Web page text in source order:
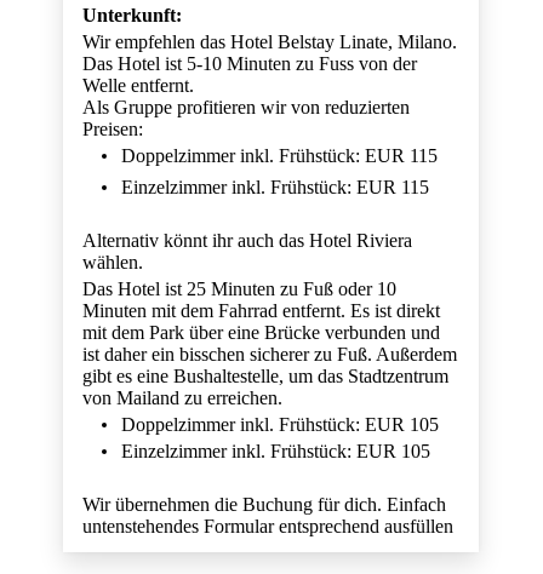
Unterkunft:
Wir empfehlen das Hotel Belstay Linate, Milano.
Das Hotel ist 5-10 Minuten zu Fuss von der
Welle entfernt.
Als Gruppe profitieren wir von reduzierten
Preisen:
Doppelzimmer inkl. Frühstück: EUR 115
Einzelzimmer inkl. Frühstück: EUR 115
Alternativ könnt ihr auch das Hotel Riviera
wählen.
Das Hotel ist 25 Minuten zu Fuß oder 10
Minuten mit dem Fahrrad entfernt. Es ist direkt
mit dem Park über eine Brücke verbunden und
ist daher ein bisschen sicherer zu Fuß. Außerdem
gibt es eine Bushaltestelle, um das Stadtzentrum
von Mailand zu erreichen.
Doppelzimmer inkl. Frühstück: EUR 105
Einzelzimmer inkl. Frühstück: EUR 105
Wir übernehmen die Buchung für dich. Einfach
untenstehendes Formular entsprechend ausfüllen